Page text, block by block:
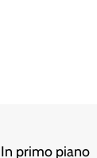
In primo piano